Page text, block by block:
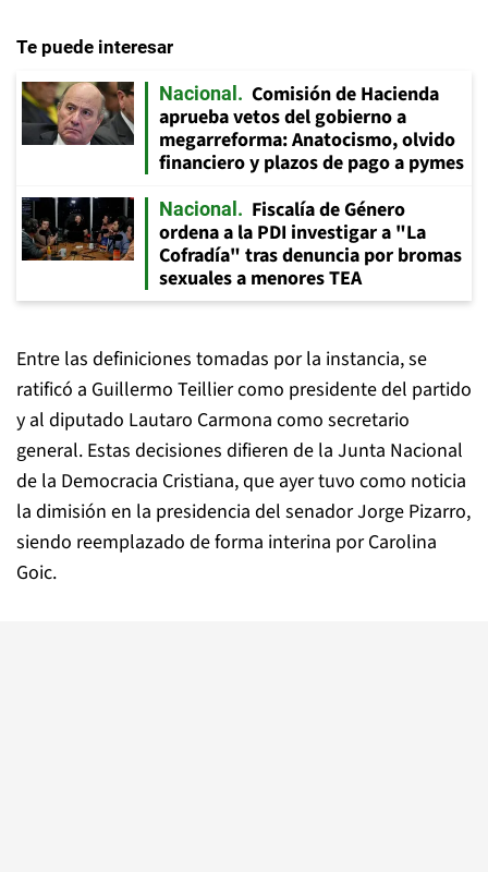
Te puede interesar
Nacional
Comisión de Hacienda
aprueba vetos del gobierno a
megarreforma: Anatocismo, olvido
financiero y plazos de pago a pymes
Nacional
Fiscalía de Género
ordena a la PDI investigar a "La
Cofradía" tras denuncia por bromas
sexuales a menores TEA
Entre las definiciones tomadas por la instancia, se
ratificó a Guillermo Teillier como presidente del partido
y al diputado Lautaro Carmona como secretario
general. Estas decisiones difieren de la Junta Nacional
de la Democracia Cristiana, que ayer tuvo como noticia
la dimisión en la presidencia del senador Jorge Pizarro,
siendo reemplazado de forma interina por Carolina
Goic.